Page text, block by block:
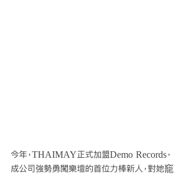
今年，THAIMAY正式加盟Demo Records，
成公司強勢勇闖樂壇的首位力棒新人，對她竉